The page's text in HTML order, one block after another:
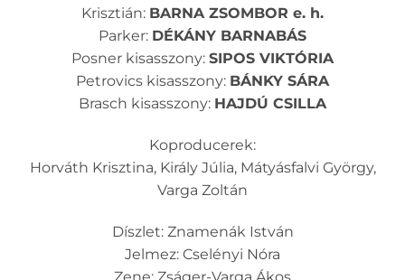
Krisztián: BARNA ZSOMBOR e. h.
Parker: DÉKÁNY BARNABÁS
Posner kisasszony: SIPOS VIKTÓRIA
Petrovics kisasszony: BÁNKY SÁRA
Brasch kisasszony: HAJDÚ CSILLA
Koproducerek:
Horváth Krisztina, Király Júlia, Mátyásfalvi György,
Varga Zoltán
Díszlet: Znamenák István
Jelmez: Cselényi Nóra
Zene: Zságer-Varga Ákos